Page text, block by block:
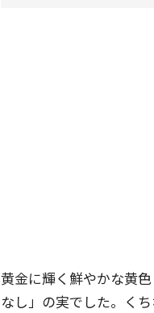
黄金に輝く鮮やかな黄
なし」の実でした。く